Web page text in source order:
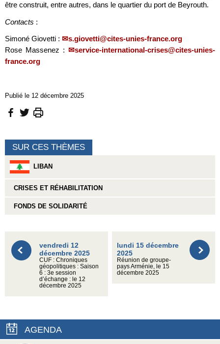
être construit, entre autres, dans le quartier du port de Beyrouth.
Contacts :
Simoné Giovetti :
s.giovetti@cites-unies-france.org
Rose Massenez :
service-international-crises@cites-unies-
france.org
Publié le 12 décembre 2025
SUR CES THÈMES
LIBAN
CRISES ET RÉHABILITATION
FONDS DE SOLIDARITÉ
vendredi 12
décembre 2025
CUF : Chroniques
géopolitiques : Saison
6 : 3e session
d’échange : le 12
décembre 2025
lundi 15 décembre
2025
Réunion de groupe-
pays Arménie, le 15
décembre 2025
AGENDA